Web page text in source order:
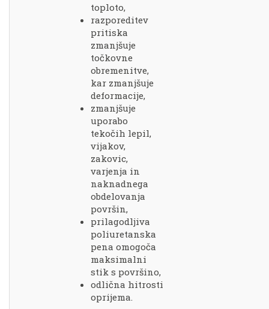
toploto,
razporeditev
pritiska
zmanjšuje
točkovne
obremenitve,
kar zmanjšuje
deformacije,
zmanjšuje
uporabo
tekočih lepil,
vijakov,
zakovic,
varjenja in
naknadnega
obdelovanja
površin,
prilagodljiva
poliuretanska
pena omogoča
maksimalni
stik s površino,
odlična hitrosti
oprijema.